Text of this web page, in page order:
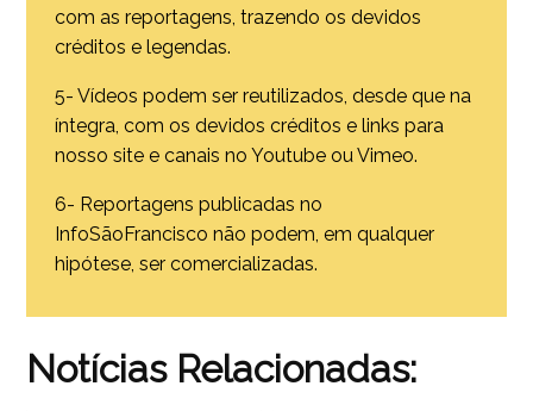
com as reportagens, trazendo os devidos
créditos e legendas.
5- Vídeos podem ser reutilizados, desde que na
íntegra, com os devidos créditos e links para
nosso site e canais no Youtube ou Vimeo.
6- Reportagens publicadas no
InfoSãoFrancisco não podem, em qualquer
hipótese, ser comercializadas.
Notícias Relacionadas: